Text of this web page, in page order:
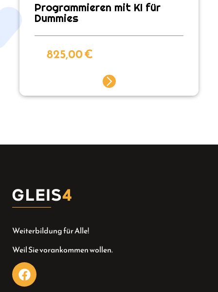
Programmieren mit KI für
Dummies
825,00€
Weiterbildung für Alle!
Weil Sie vorankommen wollen.